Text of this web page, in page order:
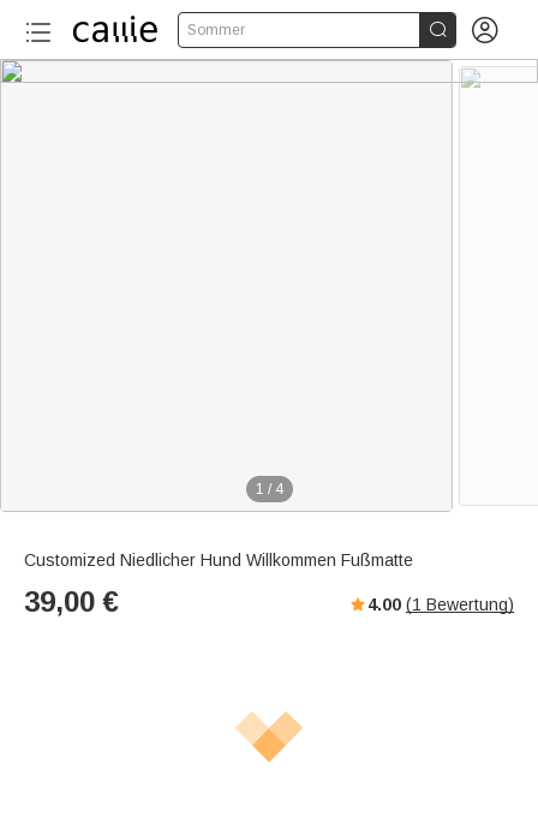
Sommer  
1 / 4
Customized Niedlicher Hund Willkommen Fußmatte
39,00 € 4.00 (1 Bewertung)